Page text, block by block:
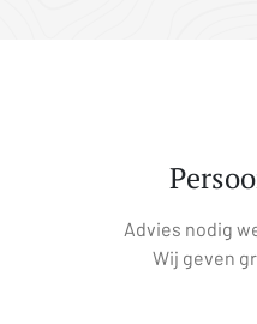
Advies nodig
Wij geven